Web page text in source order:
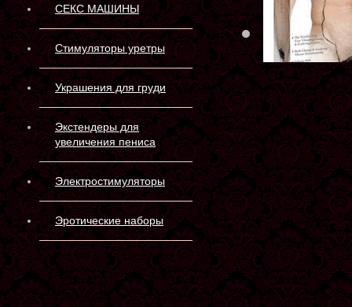
СЕКС МАШИНЫ
Стимуляторы уретры
Украшения для груди
Экстендеры для
увеличения пениса
Электростимуляторы
Эротические наборы